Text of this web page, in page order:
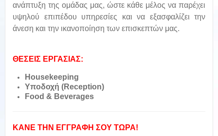
ανάπτυξη της ομάδας μας, ώστε κάθε μέλος να παρέχει
υψηλού επιπέδου υπηρεσίες και να εξασφαλίζει την
άνεση και την ικανοποίηση των επισκεπτών μας.
ΘΕΣΕΙΣ ΕΡΓΑΣΙΑΣ:
Housekeeping
Υποδοχή (Reception)
Food & Beverages
ΚΑΝΕ ΤΗΝ ΕΓΓΡΑΦΗ ΣΟΥ ΤΩΡΑ!